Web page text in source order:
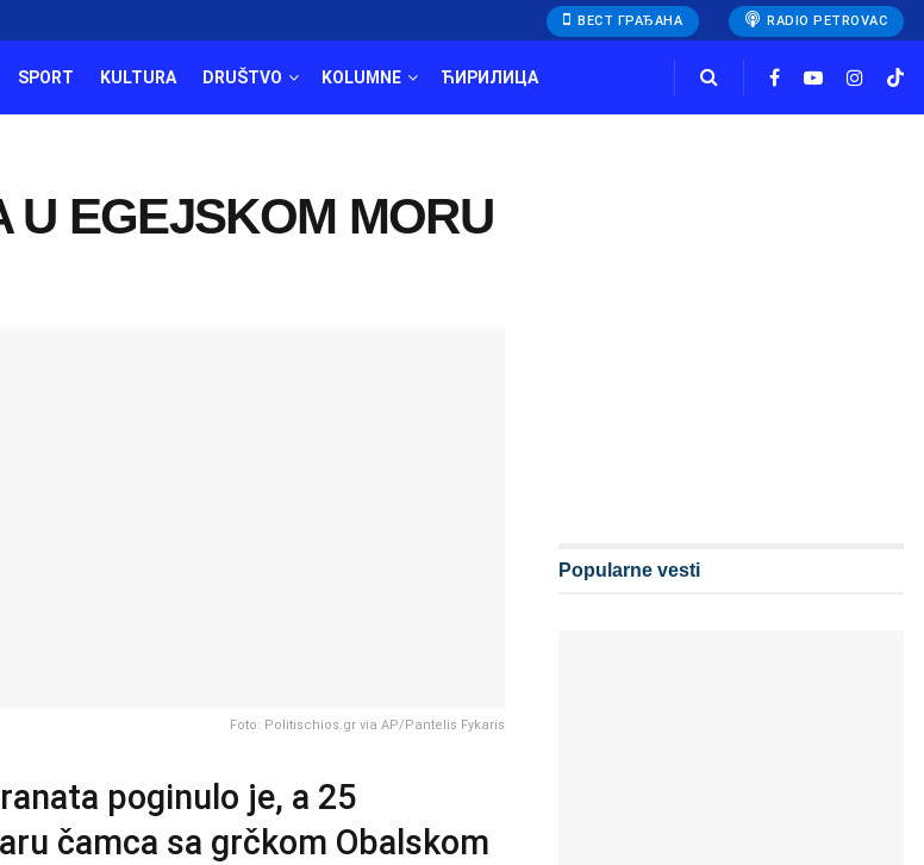
ВЕСТ ГРАЂАНА RADIO PETROVAC
SPORT KULTURA DRUŠTVO KOLUMNE ЋИРИЛИЦА
U EGEJSKOM MORU
Foto: Politischios.gr via AP/Pantelis Fykaris
poginulo je, a 25
čamca sa grčkom Obalskom
Popularne vesti